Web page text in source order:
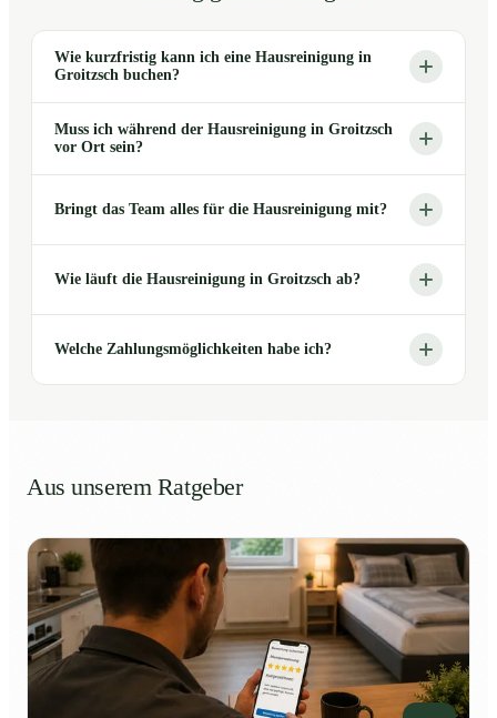
Wie kurzfristig kann ich eine Hausreinigung in
Groitzsch buchen?
Muss ich während der Hausreinigung in Groitzsch
vor Ort sein?
Bringt das Team alles für die Hausreinigung mit?
Wie läuft die Hausreinigung in Groitzsch ab?
Welche Zahlungsmöglichkeiten habe ich?
Aus unserem Ratgeber